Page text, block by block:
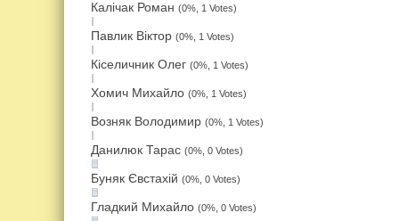
Калічак Роман (0%, 1 Votes)
Павлик Віктор (0%, 1 Votes)
Кіселичник Олег (0%, 1 Votes)
Хомич Михайло (0%, 1 Votes)
Возняк Володимир (0%, 1 Votes)
Данилюк Тарас (0%, 0 Votes)
Буняк Євстахій (0%, 0 Votes)
Гладкий Михайло (0%, 0 Votes)